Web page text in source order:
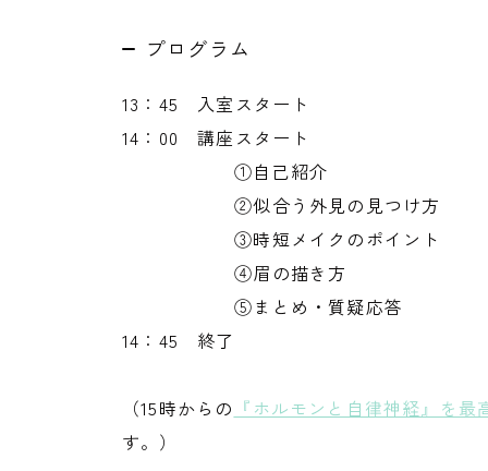
プログラム
13：45 入室スタート
14：00 講座スタート
①自己紹介
②似合う外見の見つけ方
③時短メイクのポイント
④眉の描き方
⑤まとめ・質疑応答
14：45 終了
（15時からの 『ホルモンと自律神経』を最
す。）